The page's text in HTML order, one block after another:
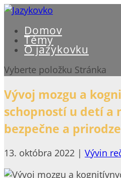
Domov
Témy
O jazykovku
Vyberte položku Stránka
Vývoj mozgu a
schopností u detí a
bezpečne a
13. októbra 2022 | Vývin